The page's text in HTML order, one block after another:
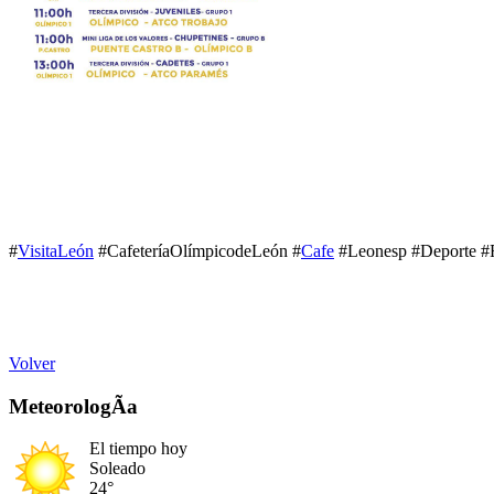
#VisitaLeón #CafeteríaOlímpicodeLeón #Cafe #Leonesp #Deporte
Volver
MeteorologÃ­a
El tiempo hoy
Soleado
24°